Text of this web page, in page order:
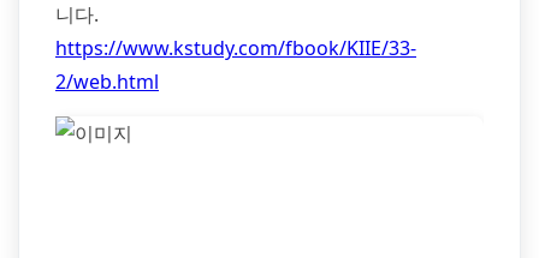
니다.
https://www.kstudy.com/fbook/KIIE/33-
2/web.html